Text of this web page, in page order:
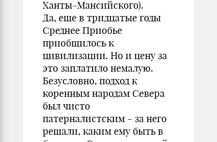
Ханты-Мансийского).
Да, еще в тридцатые годы
Среднее Приобье
приобщилось к
цивилизации. Но и цену за
это заплатило немалую.
Безусловно, подход к
коренным народам Севера
был чисто
патерналистским - за него
решали, каким ему быть в